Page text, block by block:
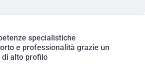
specialistiche
e professionalità grazie un
di alto profilo